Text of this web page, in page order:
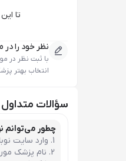
تا
نظر خود را
با ثبت نظر در
انتخاب بهتر
سؤالات متداول
چطور می‌توانم
وارد سایت
نام پزشک